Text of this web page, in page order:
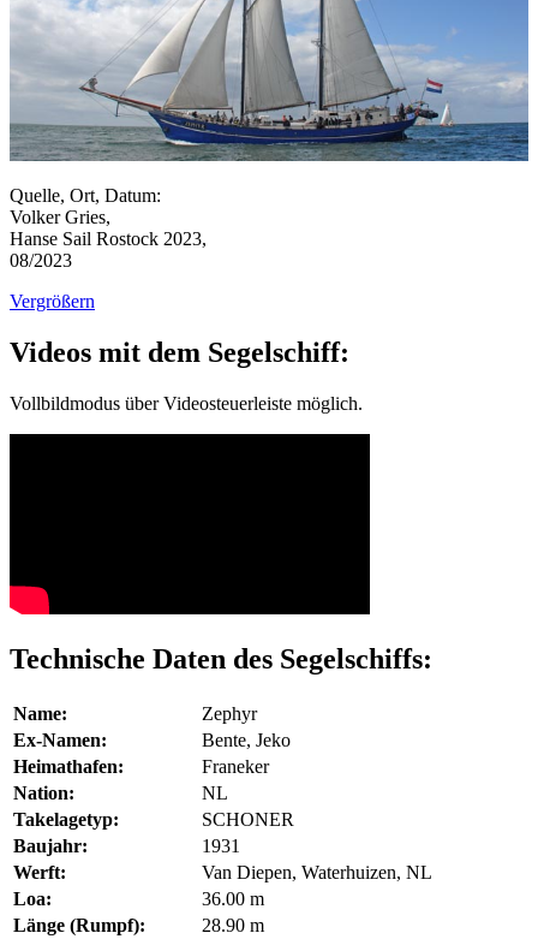
Quelle, Ort, Datum:
Volker Gries,
Hanse Sail Rostock 2023,
08/2023
Vergrößern
Videos mit dem Segelschiff:
Vollbildmodus über Videosteuerleiste möglich.
Technische Daten des Segelschiffs:
Name:
Zephyr
Ex-Namen:
Bente, Jeko
Heimathafen:
Franeker
Nation:
NL
Takelagetyp:
SCHONER
Baujahr:
1931
Werft:
Van Diepen, Waterhuizen, NL
Loa:
36.00 m
Länge (Rumpf):
28.90 m